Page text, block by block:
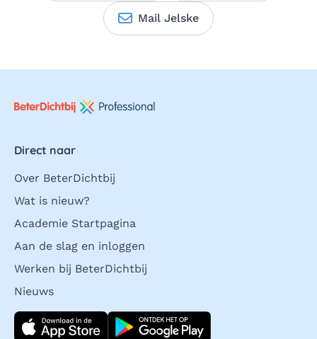
Mail Jelske
Direct naar
Over BeterDichtbij
Wat is nieuw?
Academie Startpagina
Aan de slag en inloggen
Werken bij BeterDichtbij
Nieuws
Download direct